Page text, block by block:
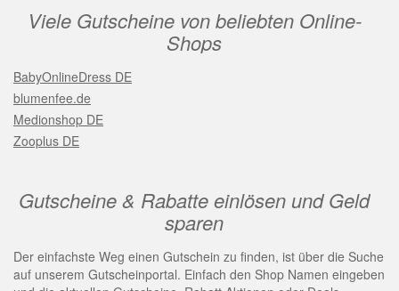
Viele Gutscheine von beliebten Online-
Shops
BabyOnlineDress DE
blumenfee.de
Medionshop DE
Zooplus DE
Gutscheine & Rabatte einlösen und Geld
sparen
Der einfachste Weg einen Gutschein zu finden, ist über die Suche
auf unserem Gutscheinportal. Einfach den Shop Namen eingeben